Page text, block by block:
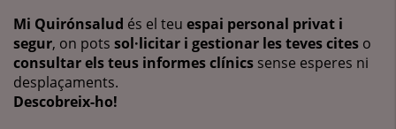
Mi Quirónsalud és el teu espai personal privat i
segur, on pots sol·licitar i gestionar les teves cites o
consultar els teus informes clínics sense esperes ni
desplaçaments.
Descobreix-ho!